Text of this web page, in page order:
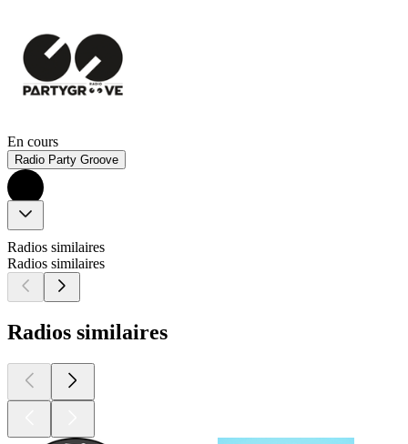
En cours
Radio Party Groove
Radios similaires
Radios similaires
Radios similaires